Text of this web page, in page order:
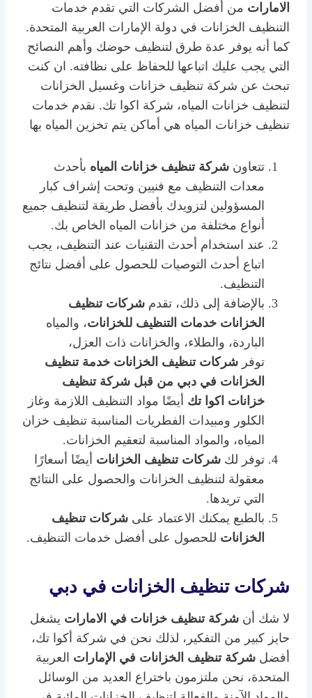
الامارات من أفضل الشركات التي تقدم خدمات
التنظيف الخزانات في دولة الإمارات العربية المتحدة.
كما أنه يوفر عدة طرق لتنظيف حوضك وأهم النصائح
التي يجب عليك اتباعها للحفاظ على نظافته. ان كنت
تبحث عن شركة تنظيف خزانات وغسيل الخزانات
لتنظيف خزانات المياه، شركة اكوا تك. نقدم خدمات
تنظيف خزانات المياه هي أماكن يتم تخزين المياه بها
تتعاون شركة تنظيف خزانات المياه بأحدث
معدات التنظيف مع فنيين وتحت إشراف كبار
المسؤولين لتزويدك بأفضل طريقة لتنظيف جميع
أنواع مختلفة من خزانات المياه الخاص بك.
عند استخدام أحدث التقنيات عند التنظيف، يجب
اتباع أحدث التوصيات للحصول على أفضل نتائج
التنظيف.
بالإضافة إلى ذلك، تقدم شركات تنظيف
الخزانات خدمات التنظيف للخزانات، والمياه
الباردة، والطلاء، والخزانات ذات العزل،
توفر شركات تنظيف الخزانات خدمة تنظيف
الخزانات في دبي من قبل شركة تنظيف
خزانات اكوا تك أيضًا مواد التنظيف اللازمة وغاز
الكلور ومبيدات الفطريات المناسبة تنظيف خزان
المياه، والمواد المناسبة لتعقيم الخزانات.
توفر لك شركات تنظيف الخزانات أيضًا أسعارًا
معقولة لتنظيف الخزانات والحصول على النتائج
التي تريدها.
بالطبع يمكنك الاعتماد على شركات تنظيف
الخزانات للحصول على أفضل خدمات التنظيف.
شركات تنظيف الخزانات في دبي
لا شك أن شركة تنظيف خزانات في الامارات يشغل
حايز كبير من التفكير، لذلك نحن في شركة أكوا تك،
أفضل شركة تنظيف الخزانات في الإمارات العربية
المتحدة، نحن ملتزمون باختراع العديد من الوسائل